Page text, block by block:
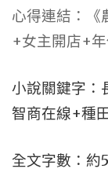
心得連結：《
+女主開店+年
小說關鍵字：
智商在線+種
全文字數：約